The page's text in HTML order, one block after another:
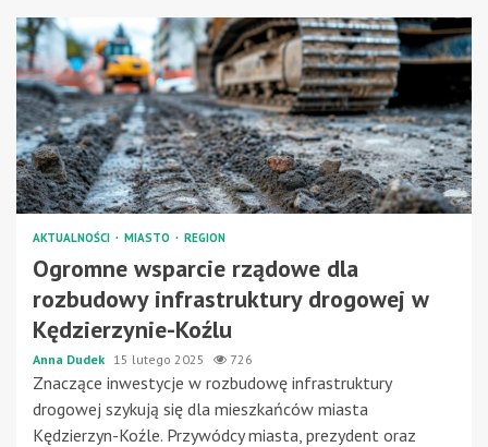
AKTUALNOŚCI MIASTO REGION
Ogromne wsparcie rządowe dla
rozbudowy infrastruktury drogowej w
Kędzierzynie-Koźlu
Anna Dudek 15 lutego 2025 726
Znaczące inwestycje w rozbudowę infrastruktury
drogowej szykują się dla mieszkańców miasta
Kędzierzyn-Koźle. Przywódcy miasta, prezydent oraz